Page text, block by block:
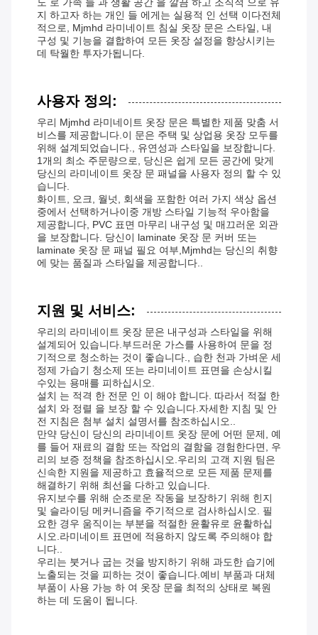
도 로 가족 들 과 생활 공간 을 깔끔 하고 조직적 으로 유
지 하고자 하는 개인 들 에게는 실용적 인 선택 이다전체
적으로, Mjmhd 라미네이트 침실 옷장 문은 스타일, 내
구성 및 기능을 결합하여 모든 옷장 설정을 향상시키는
데 탁월한 투자가됩니다.
사용자 정의:
우리 Mjmhd 라미네이트 옷장 문은 특별한 제품 맞춤 서
비스를 제공합니다.이 문은 주택 및 상업용 옷장 모두를
위해 설계되었습니다., 유연성과 스타일을 보장합니다.
1개의 최소 주문량으로, 당신은 쉽게 모든 공간에 맞게
당신의 라미네이트 옷장 문 패널을 사용자 정의 할 수 있
습니다.
화이트, 오크, 월넛, 회색을 포함한 여러 가지 색상 옵션
중에서 선택하거나이중 개방 스타일 기능적 우아함을
제공합니다, PVC 표면 마무리 내구성 및 매끄러운 외관
을 보장합니다. 당신이 laminate 옷장 문 커버 또는
laminate 옷장 문 패널 필요 여부,Mjmhd는 당신의 취향
에 맞는 품질과 스타일을 제공합니다..
지원 및 서비스:
우리의 라미네이트 옷장 문은 내구성과 스타일을 위해
설계되어 있습니다.부드러운 가스를 사용하여 문을 정
기적으로 청소하는 것이 좋습니다., 습한 천과 가벼운 세
정제 가습기 청소제 또는 라미네이트 표면을 손상시킬
수있는 용매를 피하십시오.
설치 는 적격 한 전문 인 이 해야 합니다. 따라서 적절 한
설치 와 정렬 을 보장 할 수 있습니다.자세한 지침 및 안
전 지침은 첨부 설치 설명서를 참조하십시오..
만약 당신이 당신의 라미네이트 옷장 문에 어떤 문제, 예
를 들어 재료의 결함 또는 작업의 결함을 경험한다면, 우
리의 보증 정책을 참조하십시오.우리의 고객 지원 팀은
신속한 지원을 제공하고 효율적으로 모든 제품 문제를
해결하기 위해 최선을 다하고 있습니다.
유지보수를 위해 순조로운 작동을 보장하기 위해 힌지
및 슬라이딩 메커니즘을 주기적으로 검사하십시오. 필
요한 경우 움직이는 부분을 적절한 윤활유로 윤활하십
시오.라미네이트 표면에 적용하지 않도록 주의해야 합
니다..
우리는 붓거나 굽는 것을 방지하기 위해 과도한 습기에
노출되는 것을 피하는 것이 좋습니다.예비 부품과 대체
부품이 사용 가능 하 여 옷장 문을 최적의 상태로 복원
하는 데 도움이 됩니다.